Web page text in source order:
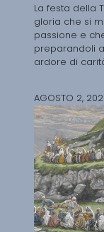
La festa della
gloria che si
passione e
preparandoli
ardore di
AGOSTO 2,